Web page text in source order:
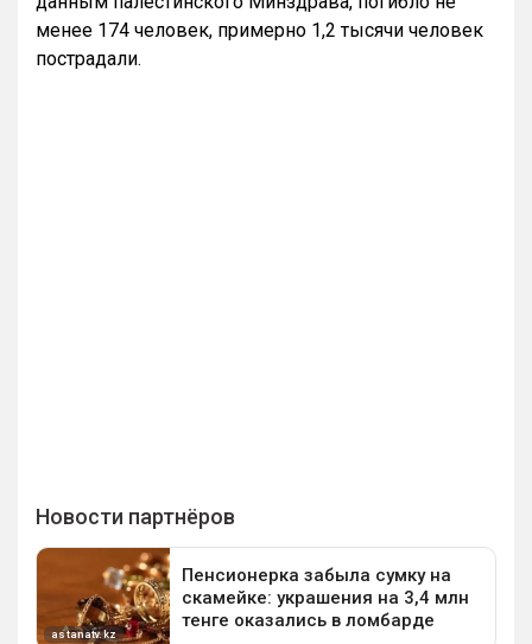
менее 174 человек, примерно 1,2 тысячи человек
пострадали.